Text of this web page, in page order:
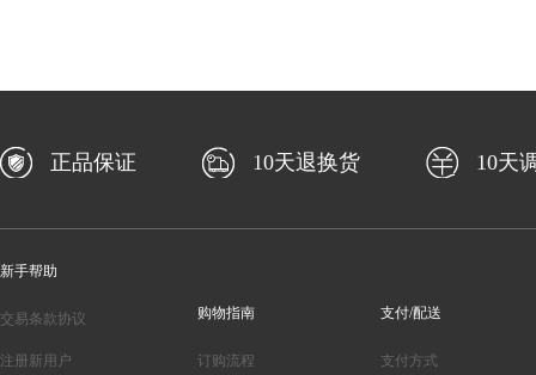
正品保证 10天退换货 10天
新手帮助
交易条款协议
注册新用户
购物指南
订购流程
支付/配送
支付方式